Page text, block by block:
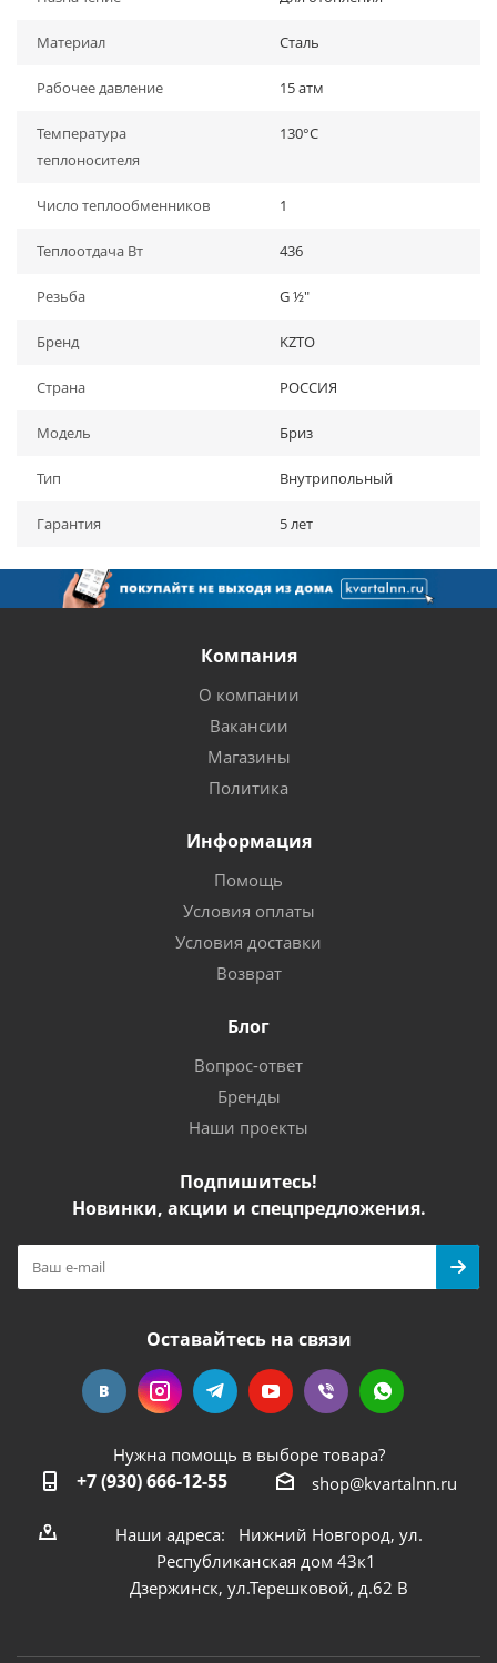
Материал Сталь
Рабочее давление 15 атм
Температура
теплоносителя
130°С
Число теплообменников 1
Теплоотдача Вт 436
Резьба G ½"
Бренд KZTO
Страна РОССИЯ
Модель Бриз
Тип Внутрипольный
Гарантия 5 лет
Компания
О компании
Вакансии
Магазины
Политика
Информация
Помощь
Условия оплаты
Условия доставки
Возврат
Блог
Вопрос-ответ
Бренды
Наши проекты
Подпишитесь!
Новинки, акции и спецпредложения.
Оставайтесь на связи
Нужна помощь в выборе товара?
+7 (930) 666-12-55 shop@kvartalnn.ru
Наши адреса: Нижний Новгород, ул.
Республиканская дом 43к1
Дзержинск, ул.Терешковой, д.62 В